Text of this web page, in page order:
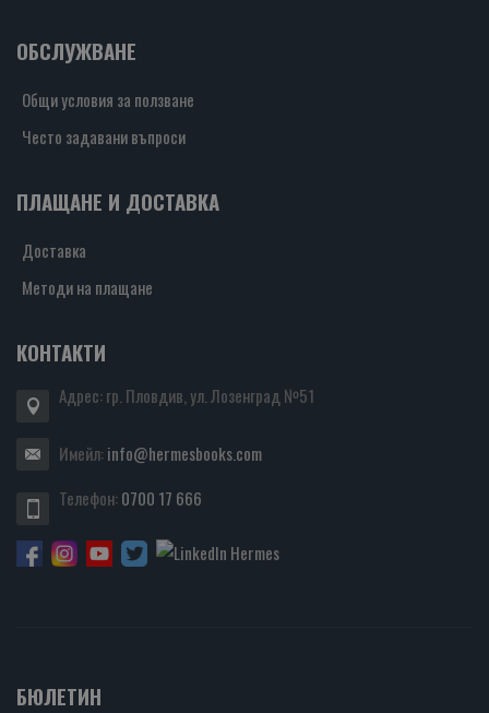
ОБСЛУЖВАНЕ
Общи условия за ползване
Често задавани въпроси
ПЛАЩАНЕ И ДОСТАВКА
Доставка
Методи на плащане
КОНТАКТИ
Адрес: гр. Пловдив, ул. Лозенград №51
Имейл:info@hermesbooks.com
Телефон:0700 17 666
БЮЛЕТИН